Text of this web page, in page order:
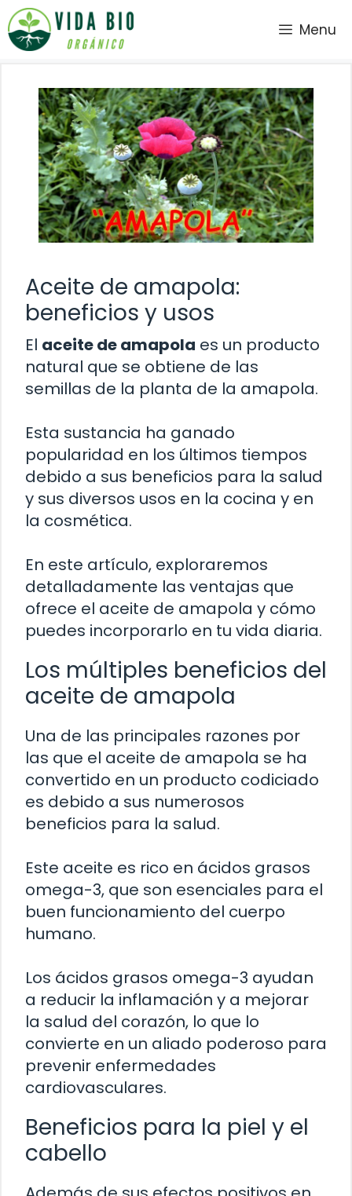
Saltar
al
contenido
Menu
Aceite de amapola:
beneficios y usos
El aceite de amapola es un producto
natural que se obtiene de las
semillas de la planta de la amapola.
Esta sustancia ha ganado
popularidad en los últimos tiempos
debido a sus beneficios para la salud
y sus diversos usos en la cocina y en
la cosmética.
En este artículo, exploraremos
detalladamente las ventajas que
ofrece el aceite de amapola y cómo
puedes incorporarlo en tu vida diaria.
Los múltiples beneficios del
aceite de amapola
Una de las principales razones por
las que el aceite de amapola se ha
convertido en un producto codiciado
es debido a sus numerosos
beneficios para la salud.
Este aceite es rico en ácidos grasos
omega-3, que son esenciales para el
buen funcionamiento del cuerpo
humano.
Los ácidos grasos omega-3 ayudan
a reducir la inflamación y a mejorar
la salud del corazón, lo que lo
convierte en un aliado poderoso para
prevenir enfermedades
cardiovasculares.
Beneficios para la piel y el
cabello